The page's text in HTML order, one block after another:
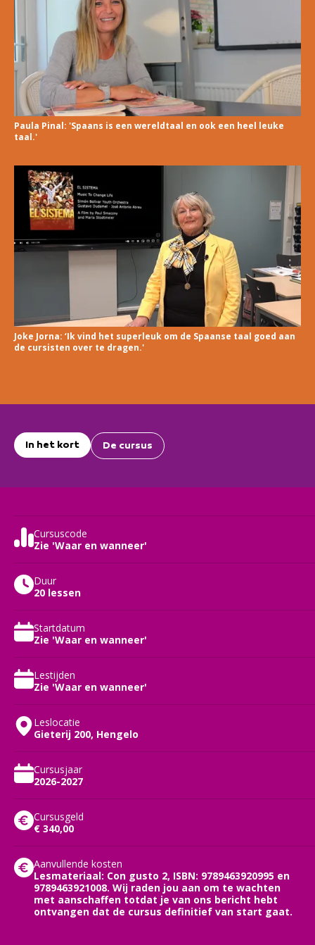
Paula Pinal: 'Spaans is een wereldtaal en ook een heel leuke
taal.'
Joke Jorna: ‘Ik vind het superleuk om de Spaanse taal goed aan
de cursisten over te dragen.'
In het kort De cursus
Cursuscode
Zie 'Waar en wanneer'
Duur
20 lessen
Startdatum
Zie 'Waar en wanneer'
Lestijden
Zie 'Waar en wanneer'
Leslocatie
Gieterij 200, Hengelo
Cursusjaar
2026-2027
Cursusgeld
€ 340,00
Aanvullende kosten
Lesmateriaal: Con gusto 2, ISBN: 9789463920995 en
9789463921008. Wij raden jou aan om te wachten
met aanschaffen totdat je van ons bericht hebt
ontvangen dat de cursus definitief van start gaat.